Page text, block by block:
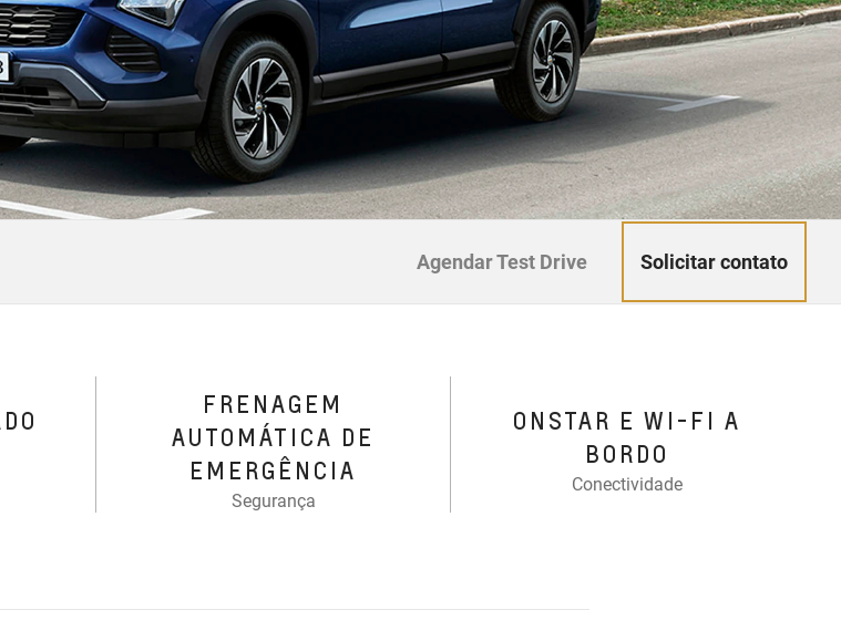
Agendar Test Drive Solicitar contato
FRENAGEM
AUTOMÁTICA DE
EMERGÊNCIA
Segurança
ONSTAR E WI-FI A
BORDO
Conectividade